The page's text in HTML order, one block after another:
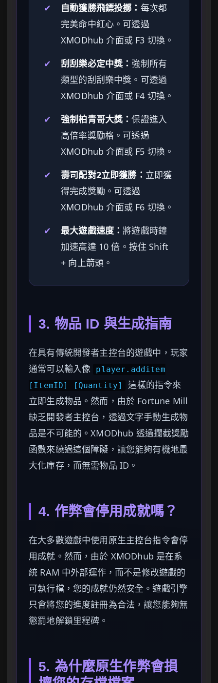
✔
自動獲勝飛鏢投擲： 每次都
完美命中紅心。可透過
XMODhub 介面或 F3 切換。
✔
刮刮樂必定中獎： 強制所有
類型的刮刮樂中獎。可透過
XMODhub 介面或 F4 切換。
✔
強制柏青哥大獎：保證進入
高倍率獎勵格。可透過
XMODhub 介面或 F5 切換。
✔
壽司配對2立即獲勝： 立即獲
得完成獎勵。可透過
XMODhub 介面或 F6 切換。
✔
最大遊戲速度：將遊戲時鐘
加速高達 10 倍。按住 Shift
+ 向上箭頭。
3. 物品 ID 與生成指南
在具有傳統開發者主控台的遊戲中，玩家
通常可以輸入像
player.additem
[ItemID] [Quantity]
這樣的指令來
立即生成物品。然而，由於 Fortune Mill
缺乏開發者主控台，透過文字手動生成物
品是不可能的。XMODhub 透過攔截獎勵
函數來繞過這個障礙，讓您能夠有機地最
大化庫存，而無需物品 ID。
4. 作弊會停用成就嗎？
在大多數遊戲中使用原生主控台指令會停
用成就。然而，由於 XMODhub 是在系
統 RAM 中外部運作，而不是修改遊戲的
可執行檔，您的成就仍然安全。遊戲引擎
只會將您的進度註冊為合法，讓您能夠無
懲罰地解鎖里程碑。
5. 為什麼原生作弊會損